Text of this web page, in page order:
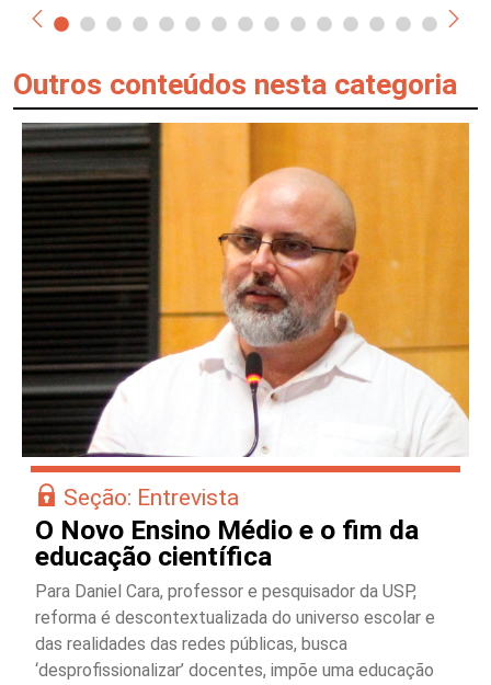
Outros conteúdos nesta categoria
Seção: Entrevista
O Novo Ensino Médio e o fim da
educação científica
Para Daniel Cara, professor e pesquisador da USP,
reforma é descontextualizada do universo escolar e
das realidades das redes públicas, busca
‘desprofissionalizar’ docentes, impõe uma educação